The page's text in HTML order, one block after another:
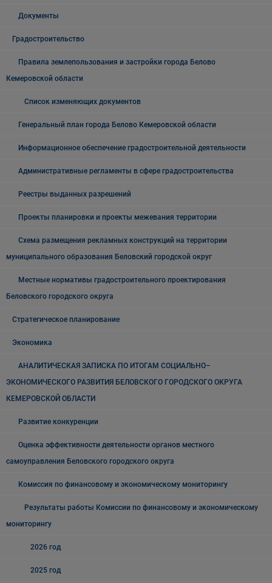
Документы
Градостроительство
Правила землепользования и застройки города Белово
Кемеровской области
Список изменяющих документов
Генеральный план города Белово Кемеровской области
Информационное обеспечение градостроительной деятельности
Административные регламенты в сфере градостроительства
Реестры выданных разрешений
Проекты планировки и проекты межевания территории
Схема размещения рекламных конструкций на территории
муниципального образования Беловский городской округ
Местные нормативы градостроительного проектирования
Беловского городского округа
Стратегическое планирование
Экономика
АНАЛИТИЧЕСКАЯ ЗАПИСКА ПО ИТОГАМ СОЦИАЛЬНО–
ЭКОНОМИЧЕСКОГО РАЗВИТИЯ БЕЛОВСКОГО ГОРОДСКОГО ОКРУГА
КЕМЕРОВСКОЙ ОБЛАСТИ
Развитие конкуренции
Оценка эффективности деятельности органов местного
самоуправления Беловского городского округа
Комиссия по финансовому и экономическому мониторингу
Результаты работы Комиссии по финансовому и экономическому
мониторингу
2026 год
2025 год